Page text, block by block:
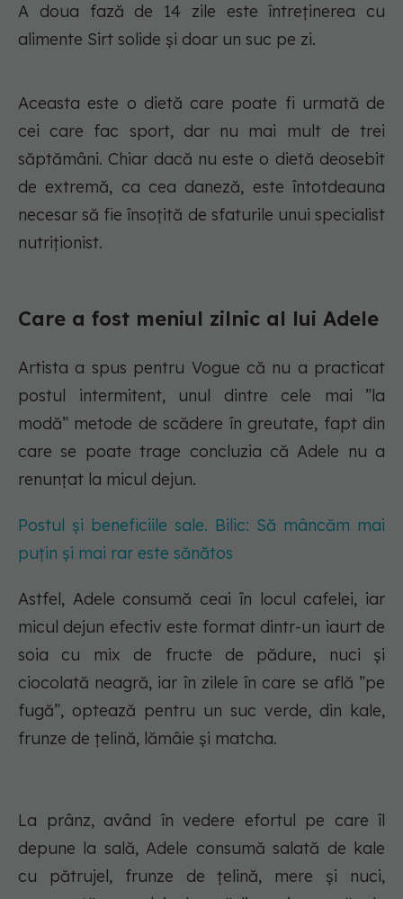
A doua fază de 14 zile este întreținerea cu
alimente Sirt solide și doar un suc pe zi.
Aceasta este o dietă care poate fi urmată de
cei care fac sport, dar nu mai mult de trei
săptămâni. Chiar dacă nu este o dietă deosebit
de extremă, ca cea daneză, este întotdeauna
necesar să fie însoțită de sfaturile unui specialist
nutriționist.
Care a fost meniul zilnic al lui Adele
Artista a spus pentru Vogue că nu a practicat
postul intermitent, unul dintre cele mai ”la
modă” metode de scădere în greutate, fapt din
care se poate trage concluzia că Adele nu a
renunțat la micul dejun.
Postul și beneficiile sale. Bilic: Să mâncăm mai
puțin și mai rar este sănătos
Astfel, Adele consumă ceai în locul cafelei, iar
micul dejun efectiv este format dintr-un iaurt de
soia cu mix de fructe de pădure, nuci și
ciocolată neagră, iar în zilele în care se află ”pe
fugă”, optează pentru un suc verde, din kale,
frunze de țelină, lămâie și matcha.
La prânz, având în vedere efortul pe care îl
depune la sală, Adele consumă salată de kale
cu pătrujel, frunze de țelină, mere și nuci,